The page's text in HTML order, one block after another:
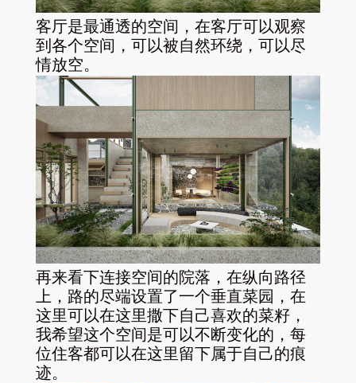
客厅是最通透的空间，在客厅可以观察
到各个空间，可以被自然环绕，可以尽
情放空。
再来看下连接空间的院落，在纵向路径
上，路的尽端设置了一个垂直菜园，在
这里可以在这里撒下自己喜欢的菜籽，
我希望这个空间是可以不断变化的，每
位住客都可以在这里留下属于自己的痕
迹。